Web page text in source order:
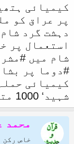
کیمیائی
پر عراق کو
دہشت گرد
استعمال پر
‏شام میں
#دوما پر
شہید‘ 1000 متاثر‘ اکثریت بچوں کی ہے
محمد
خاص رکن